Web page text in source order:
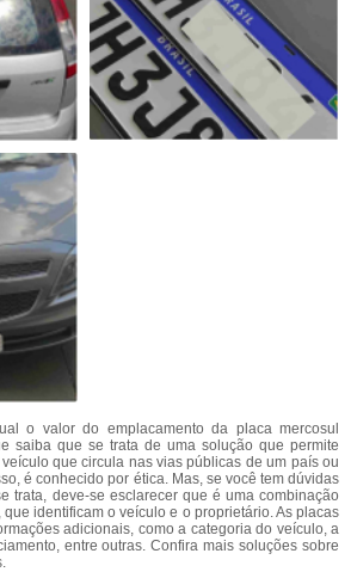
o valor do emplacamento da placa mercosul
saiba que se trata de uma solução que permite
que circula nas vias públicas de um país ou
é conhecido por ética. Mas, se você tem dúvidas
trata, deve-se esclarecer que é uma combinação
identificam o veículo e o proprietário. As placas
adicionais, como a categoria do veículo, a
entre outras. Confira mais soluções sobre